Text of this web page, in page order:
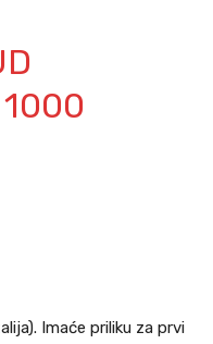
1000
Imaće priliku za prvi